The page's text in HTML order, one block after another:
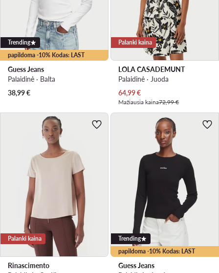
papildoma -10% Kodas: LAST
Trending
Guess Jeans
Palaidinė · Balta
38,99€
Palanki kaina
LOLA CASADEMUNT
Palaidinė · Juoda
Dabartinė kaina
64,99€
Mažiausia kaina72,99 €
Palanki kaina
Rinascimento
papildoma -10% Kodas: LAST
Trending
Guess Jeans